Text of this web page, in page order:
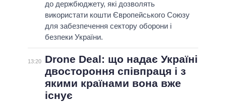
до держбюджету, які дозволять
використати кошти Європейського Союзу
для забезпечення сектору оборони і
безпеки України.
13:20
Drone Deal: що надає Україні
двостороння співпраця і з
якими країнами вона вже
існує